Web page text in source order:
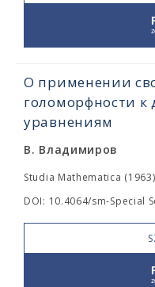
О применении
голоморфности
уравнениям
В. Владимиров
Studia Mathematica
DOI: 10.4064/sm-Special